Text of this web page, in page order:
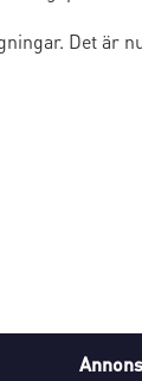
Det är